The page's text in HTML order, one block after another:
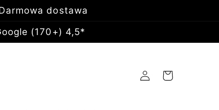
dostawa
(170+) 4,5*
Zaloguj
się
Koszyk